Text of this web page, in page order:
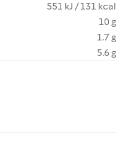
551 kJ / 131 kcal
10 g
1.7 g
5.6 g